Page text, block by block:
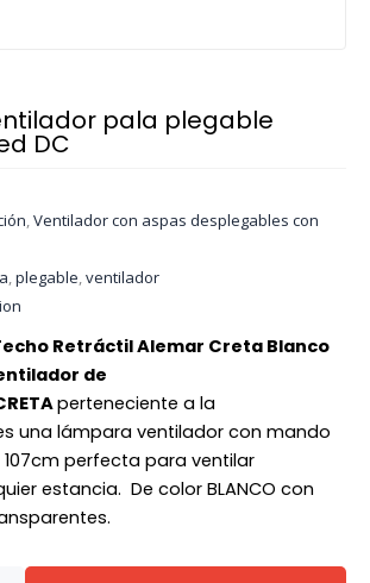
pala plegable
DC
Ventilador con aspas desplegables con
plegable ventilador
Retráctil Alemar Creta Blanco
de
perteneciente a la
una lámpara ventilador con mando
perfecta para ventilar
estancia. De color BLANCO con